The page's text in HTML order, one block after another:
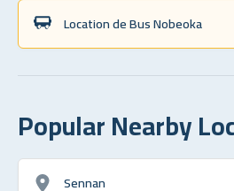
Location de Bus Nobeoka
Popular Nearby
Sennan